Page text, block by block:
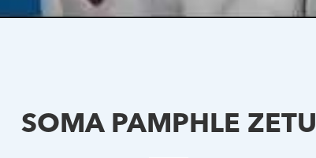
SOMA PAMPHLE ZETU